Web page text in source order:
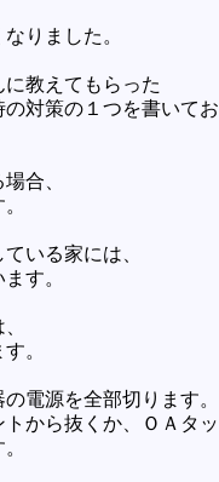
りました。
教えてもらった
対策の１つを書いてお
合、
いる家には、
す。
。
電源を全部切ります。
から抜くか、ＯＡタッ